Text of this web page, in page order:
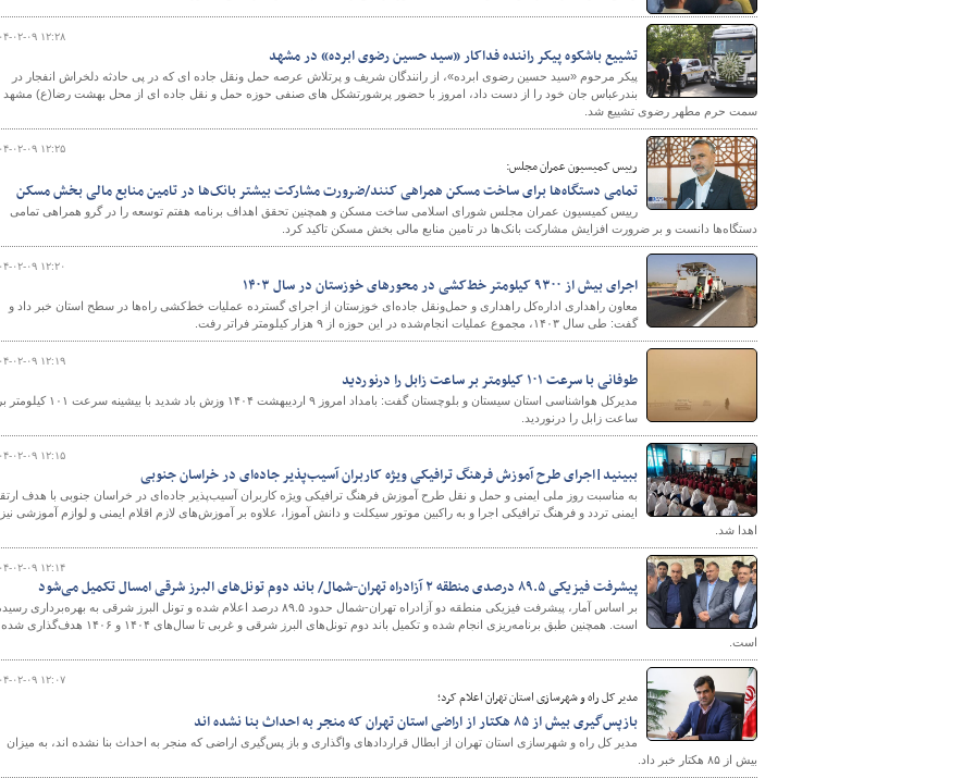
شهرسازی
۱۴۰۴-۰۲-۰۹
تشییع باشکوه پیکر راننده فداکار «سید حسین رضوی ابرده» در مشهد
پیکر مرحوم «سید حسین رضوی ابرده»، از رانندگان شریف و پرتلاش عرصه حمل ونقل جاده ای که در پی حادثه دلخراش انفجار در
بندرعباس جان خود را از دست داد، امروز با حضور پرشورتشکل های صنفی حوزه حمل و نقل جاده ای از محل بهشت رضا(ع) مشهد
سمت حرم مطهر رضوی تشییع شد.
۱۴۰۴-۰۲-۰۹
رییس کمیسیون عمران مجلس:
تمامی دستگاه‌ها برای ساخت مسکن همراهی کنند/ضرورت مشارکت بیشتر بانک‌ها در تامین منابع مالی بخش مسکن
رییس کمیسیون عمران مجلس شورای اسلامی ساخت مسکن و همچنین تحقق اهداف برنامه هفتم توسعه را در گرو همراهی تمامی
دستگاه‌ها دانست و بر ضرورت افزایش مشارکت بانک‌ها در تامین منابع مالی بخش مسکن تاکید کرد.
۱۴۰۴-۰۲-۰۹
اجرای بیش از ۹۳۰۰ کیلومتر خط‌کشی در محورهای خوزستان در سال ۱۴۰۳
معاون راهداری اداره‌کل راهداری و حمل‌ونقل جاده‌ای خوزستان از اجرای گسترده عملیات خط‌کشی راه‌ها در سطح استان خبر داد و
گفت: طی سال ۱۴۰۳، مجموع عملیات انجام‌شده در این حوزه از ۹ هزار کیلومتر فراتر رفت.
۱۴۰۴-۰۲-۰۹
طوفانی با سرعت ۱۰۱ کیلومتر بر ساعت زابل را درنوردید
مدیرکل هواشناسی استان سیستان و بلوچستان گفت: بامداد امروز ۹ اردیبهشت ۱۴۰۴ وزش باد شدید با بیشینه سرعت ۱۰۱ کیلومتر بر
ساعت زابل را درنوردید.
۱۴۰۴-۰۲-۰۹
ببینید|اجرای طرح آموزش فرهنگ ترافیکی ویژه کاربران آسیب‌پذیر جاده‌ای در خراسان جنوبی
به مناسبت روز ملی ایمنی و حمل و نقل طرح آموزش فرهنگ ترافیکی ویژه کاربران آسیب‌پذیر جاده‌ای در خراسان جنوبی با هدف
ایمنی تردد و فرهنگ ترافیکی اجرا و به راکبین موتور سیکلت و دانش آموزا، علاوه بر آموزش‌های لازم اقلام ایمنی و لوازم آموزشی نیز
اهدا شد.
۱۴۰۴-۰۲-۰۹
پیشرفت فیزیکی ۸۹.۵ درصدی منطقه ۲ آزادراه تهران-شمال/ باند دوم تونل‌های البرز شرقی امسال تکمیل می‌شود
بر اساس آمار، پیشرفت فیزیکی منطقه دو آزادراه تهران-شمال حدود ۸۹.۵ درصد اعلام شده و تونل البرز شرقی به بهره‌برداری
است. همچنین طبق برنامه‌ریزی انجام شده و تکمیل باند دوم تونل‌های البرز شرقی و غربی تا سال‌های ۱۴۰۴ و ۱۴۰۶ هدف‌گذاری شده
است.
۱۴۰۴-۰۲-۰۹
مدیر کل راه و شهرسازی استان تهران اعلام کرد؛
بازپس‌گیری بیش از ۸۵ هکتار از اراضی استان تهران که منجر به احداث بنا نشده اند
مدیر کل راه و شهرسازی استان تهران از ابطال قراردادهای واگذاری و باز پس‌گیری اراضی که منجر به احداث بنا نشده اند، به میزان
بیش از ۸۵ هکتار خبر داد.